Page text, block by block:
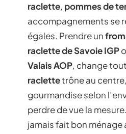
raclette, pommes de
accompagnements se
égales. Prendre un
raclette de Savoie IGP
Valais AOP, change
raclettetrône au
gourmandise selon
perdre de vue la mesure.
jamais fait bon ménage